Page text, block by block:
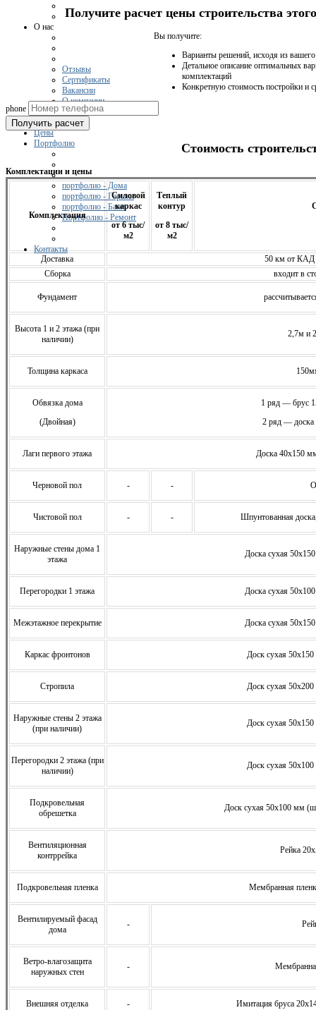
О нас
Отзывы
Сертификаты
Вакансии
О компании
Цены
Портфолио
портфолио - Дома
портфолио - Гаражи
портфолио - Бани
Портфолио - Ремонт
Контакты
Получите расчет цены строительства
Вы получите:
Варианты решений, исходя из
Детальное описание оптимальных
комплектаций
Конкретную стоимость постройки и
phone
Получить расчет
Стоимость
Комплектации и цены
Комплектация
Силовой
каркас
от 6 тыс/
м2
Теплый
контур
от 8 тыс/
м2
Доставка
50 км от КАД
Сборка
входит в
Фундамент
Высота 1 и 2 этажа (при
наличии)
2,7м и
Толщина каркаса
Обвязка дома
(Двойная)
1 ряд — брус
2 ряд —
Лаги первого этажа Доска 40х150
Черновой пол - -
Чистовой пол - - Шпунтованная
Наружные стены дома 1
этажа
Доска сухая
Перегородки 1 этажа Доска сухая
Межэтажное перекрытие Доска сухая
Каркас фронтонов Доск сухая
Стропила Доск сухая
Наружные стены 2 этажа
(при наличии)
Доск сухая
Перегородки 2 этажа (при
наличии)
Доск сухая
Подкровельная
обрешетка
Доск сухая 50х100 мм
Вентиляционная
контррейка
Рейка
Подкровельная пленка Мембранная
Вентилируемый фасад
дома
-
Ветро-влагозащита
наружных стен
-
Внешняя отделка - Имитация бруса